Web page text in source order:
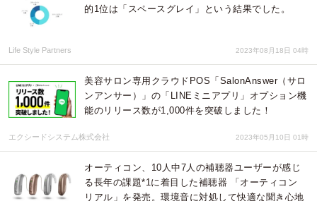
的1位は「スペースグレイ」という結果でした。
Life Style Partners 2023年08月18日 04時
美容サロン専用クラウドPOS「SalonAnswer（サロ
ンアンサー）」の「LINEミニアプリ」オプション機
能のリリース数が1,000件を突破しました！
エクシードシステム株式会社 2023年05月10日 01時
オーティコン、10人中7人の補聴器ユーザーが感じ
る長年の課題*1に着目した補聴器 「オーティコン
リアル」を発売。環境音に対処して快適な聞き心地